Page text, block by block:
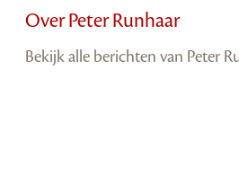
Over Peter Runhaar
Bekijk alle berichten van Peter